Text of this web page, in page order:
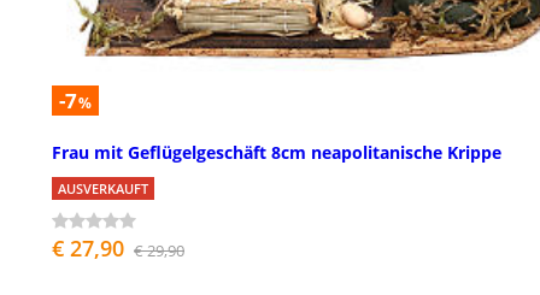
-7%
Frau mit Geflügelgeschäft 8cm neapolitanische Krippe
AUSVERKAUFT
€ 27,90 € 29,90